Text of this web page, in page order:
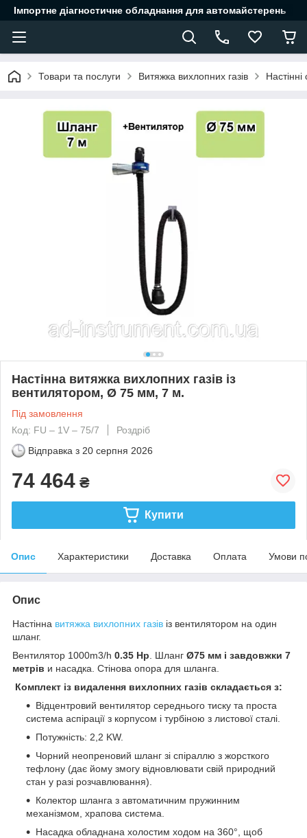
Імпортне діагностичне обладнання для автомайстерень
Товари та послуги Витяжка вихлопних газів
Настінна витяжка вихлопних газів із
вентилятором, Ø 75 мм, 7 м.
Під замовлення
Код: FU – 1V – 75/7
Роздріб
Відправка з 20 серпня 2026
74 464 ₴
Купити
Опис Характеристики Доставка Оплата Умови
Опис
Настінна витяжка вихлопних газів із вентилятором на один
шланг.
Вентилятор 1000m3/h 0.35 Hp . Шланг Ø75 мм і завдовжки 7
метрів и насадка. Стінова опора для шланга.
Комплект із видалення вихлопних газів складається з:
Відцентровий вентилятор середнього тиску та проста
система аспірації з корпусом і турбіною з листової сталі.
Потужність: 2,2 KW.
Чорний неопреновий шланг зі спіраллю з жорсткого
тефлону (дає йому змогу відновлювати свій природний
стан у разі розчавлювання).
Колектор шланга з автоматичним пружинним
механізмом, храпова система.
Насадка обладнана холостим ходом на 360°, щоб